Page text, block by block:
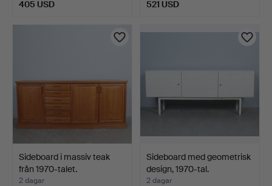
405 USD 521 USD
Sideboard i massiv teak
från 1970-talet.
2 dagar
Sideboard med geometrisk
design, 1970-tal.
2 dagar